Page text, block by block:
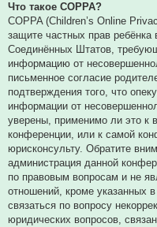
Что такое COPPA?
COPPA (Children’s Online
защите частных прав ребёнка
Соединённых Штатов,
информацию от
письменное согласие
подтверждения того, что
информации от
уверены, применимо ли это к
конференции, или к самой
юрисконсульту. Обратите
администрация данной
по правовым вопросам и не
отношений, кроме указанных
связаться по вопросу
юридических вопросов,